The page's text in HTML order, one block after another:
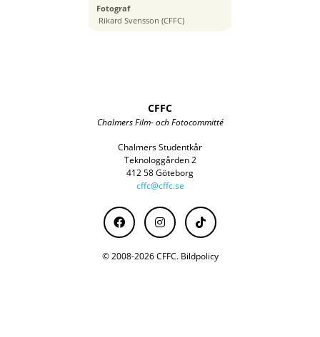
Fotograf
Rikard Svensson (CFFC)
Brännvidd
24 mm
CFFC
Chalmers Film- och Fotocommitté
Chalmers Studentkår
Teknologgården 2
412 58 Göteborg
cffc@cffc.se
© 2008-2026 CFFC. Bildpolicy